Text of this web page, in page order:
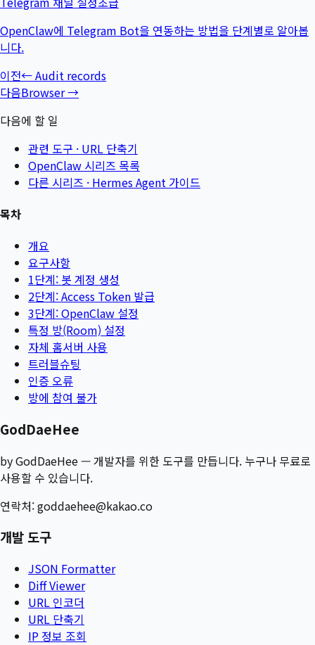
OpenClaw에 Telegram Bot을 연동하는 방법을 단계별로 알아봅
니다.
이전←Audit records
다음Browser→
다음에 할 일
관련 도구 · URL 단축기
OpenClaw 시리즈 목록
다른 시리즈 · Hermes Agent 가이드
목차
개요
요구사항
1단계: 봇 계정 생성
2단계: Access Token 발급
3단계: OpenClaw 설정
특정 방(Room) 설정
자체 홈서버 사용
트러블슈팅
인증 오류
방에 참여 불가
GodDaeHee
by GodDaeHee — 개발자를 위한 도구를 만듭니다. 누구나 무료로
사용할 수 있습니다.
연락처:goddaehee@kakao.co
개발 도구
JSON Formatter
Diff Viewer
URL 인코더
URL 단축기
IP 정보 조회